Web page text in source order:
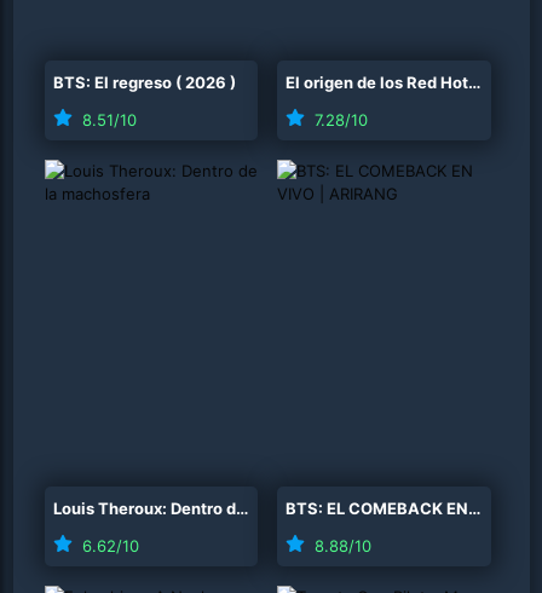
BTS: El regreso (2026 )
8.51/10
El origen de los Red Hot Chili Peppers: Nuestro hermano Hillel
7.28/10
Louis Theroux: Dentro de la machosfera (2026)
6.62/10
BTS: EL COMEBACK EN VIVO | ARIRANG
8.88/10